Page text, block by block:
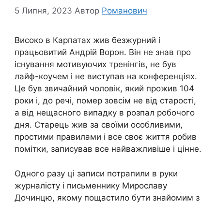
5 Липня, 2023 Автор Романович
Високо в Карпатах жив безжурний і
працьовитий Андрій Ворон. Він не знав про
існування мотивуючих тренінгів, не був
лайф-коучем і не виступав на конференціях.
Це був звичайний чоловік, який прожив 104
роки і, до речі, помер зовсім не від старості,
а від нещасного випадку в розпал робочого
дня. Старець жив за своїми особливими,
простими правилами і все своє життя робив
помітки, записував все найважливіше і цінне.
Одного разу ці записи потрапили в руки
журналісту і письменнику Мирославу
Дочинцю, якому пощастило бути знайомим з